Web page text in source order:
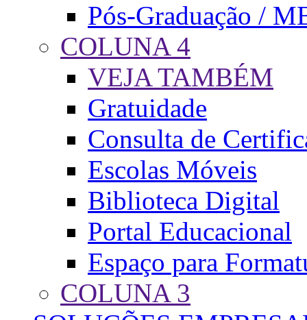
Pós-Graduação /
COLUNA 4
VEJA TAMBÉM
Gratuidade
Consulta de
Escolas Móveis
Biblioteca Digital
Portal Educacional
Espaço para
COLUNA 3